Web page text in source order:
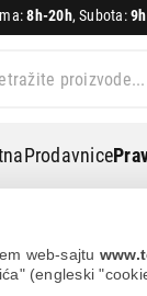
web-sajtu
(engleski
8h-20h, Subota:
Prodavnice